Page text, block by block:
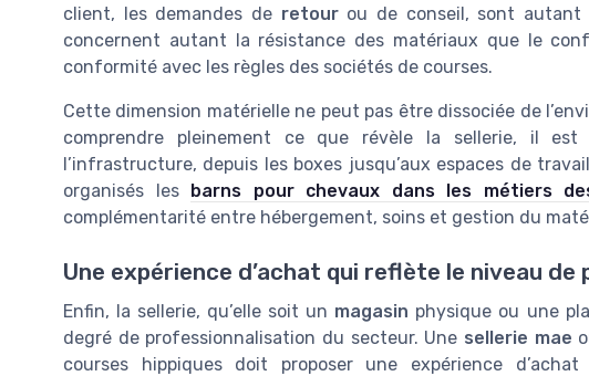
client, les demandes de retourou de conseil, sont autant
concernent autant la résistance des matériaux que le
conformité avec les règles des sociétés de courses.
Cette dimension matérielle ne peut pas être dissociée de
comprendre pleinement ce que révèle la sellerie, il
l’infrastructure, depuis les boxes jusqu’aux espaces de
organisés les
barns pour chevaux dans les métiers
complémentarité entre hébergement, soins et gestion du
Une expérience d’achat qui reflète le niveau
Enfin, la sellerie, qu’elle soit un magasin physique ou une
degré de professionnalisation du secteur. Une sellerie mae
courses hippiques doit proposer une expérience